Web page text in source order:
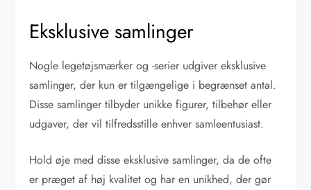
Eksklusive samlinger
Nogle legetøjsmærker og -serier udgiver eksklusive
samlinger, der kun er tilgængelige i begrænset antal.
Disse samlinger tilbyder unikke figurer, tilbehør eller
udgaver, der vil tilfredsstille enhver samleentusiast.
Hold øje med disse eksklusive samlinger, da de ofte
er præget af høj kvalitet og har en unikhed, der gør